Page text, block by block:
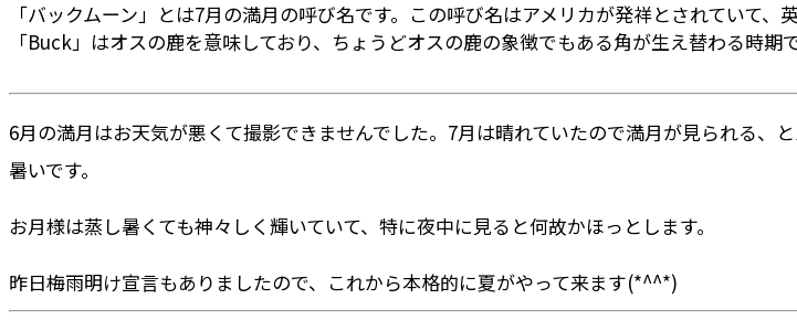
「バックムーン」とは7月の満月の呼び名です。この呼び名はアメリカが発祥とされていて、
「Buck」はオスの鹿を意味しており、ちょうどオスの鹿の象徴でもある角が生え替わる時
6月の満月はお天気が悪くて撮影できませんでした。7月は晴れていたので満月が見られる
暑いです。
お月様は蒸し暑くても神々しく輝いていて、特に夜中に見ると何故かほっとします。
昨日梅雨明け宣言もありましたので、これから本格的に夏がやって来ます(*^^*)